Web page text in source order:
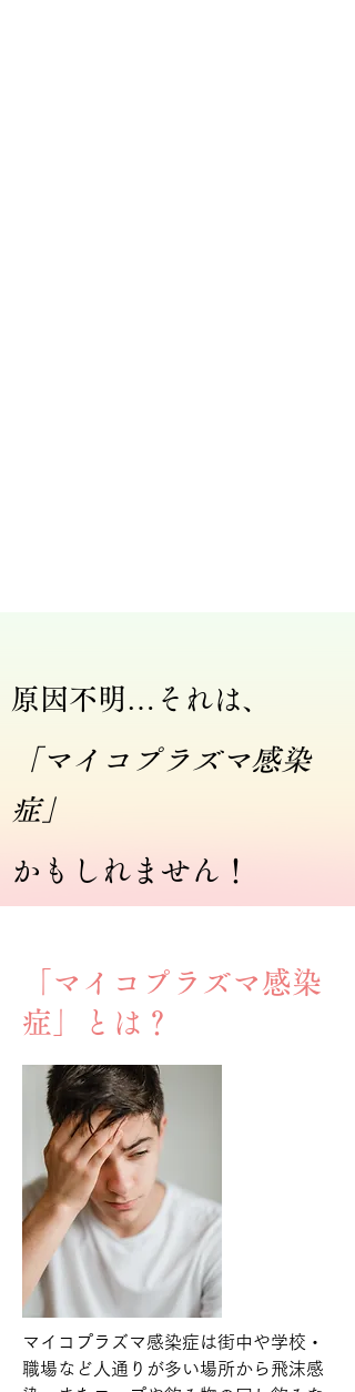
原因不明…それは、
「マイコプラズマ感染
症」
かもしれません！
「マイコプラズマ感染
症」とは？
マイコプラズマ感染症は街中や学校・
職場など人通りが多い場所から飛沫感